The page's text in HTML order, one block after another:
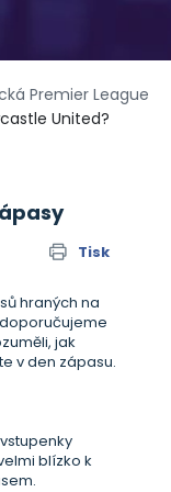
Premier League
United?
Tisk
hraných na
jak
v den zápasu.
blízko k